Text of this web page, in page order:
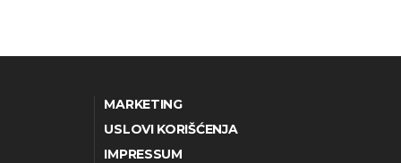
MARKETING
USLOVI KORIŠĆENJA
IMPRESSUM